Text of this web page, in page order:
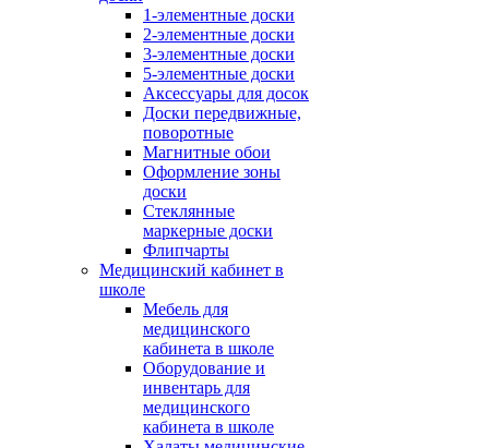
1-элементные доски
2-элементные доски
3-элементные доски
5-элементные доски
Аксессуары для досок
Доски передвижные,
поворотные
Магнитные обои
Оформление зоны
доски
Стеклянные
маркерные доски
Флипчарты
Медицинский кабинет в
школе
Мебель для
медицинского
кабинета в школе
Оборудование и
инвентарь для
медицинского
кабинета в школе